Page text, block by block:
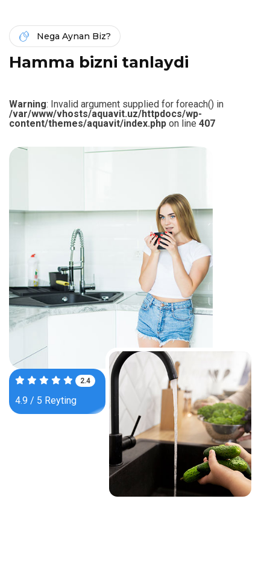
Nega Aynan Biz?
Hamma bizni tanlaydi
Warning: Invalid argument supplied for foreach() in
/var/www/vhosts/aquavit.uz/httpdocs/wp-
content/themes/aquavit/index.php on line 407
3.8
4.9 / 5 Reyting